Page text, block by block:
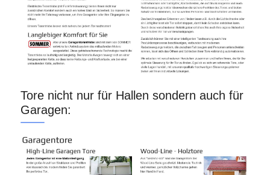
Tore nicht nur für Hallen sondern auch für
Garagen: